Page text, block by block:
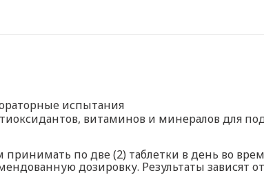
испытания
витаминов и минералов для
по две (2) таблетки в день во
дозировку. Результаты зависят